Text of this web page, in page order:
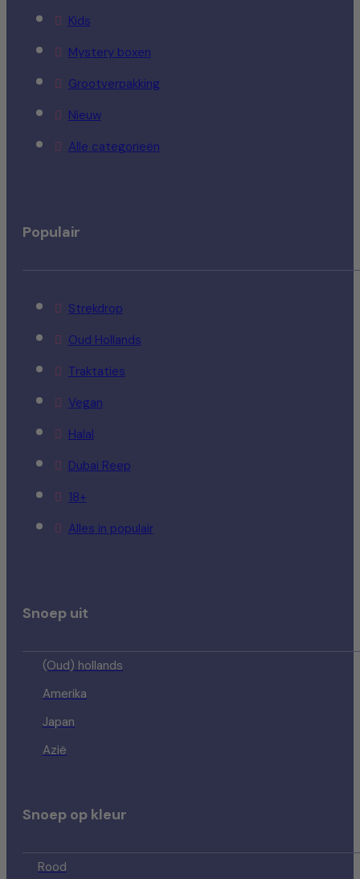
Kids
Mystery boxen
Grootverpakking
Nieuw
Alle categorieën
Populair
Strekdrop
Oud Hollands
Traktaties
Vegan
Halal
Dubai Reep
18+
Alles in populair
Snoep uit
(Oud) hollands
Amerika
Japan
Azië
Snoep op kleur
Rood